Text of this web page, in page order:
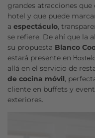
grandes atracciones
hotel y que puede
a espectáculo,
se refiere. De ahí que la
su propuesta Blanco
estará presente en
allá en el servicio de
de cocina móvil,
cliente en buffets y
exteriores.